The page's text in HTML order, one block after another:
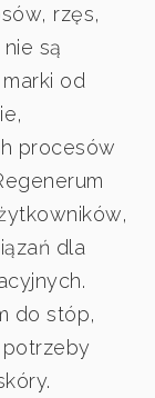
rzęs,
są
od
procesów
dla
do stóp,